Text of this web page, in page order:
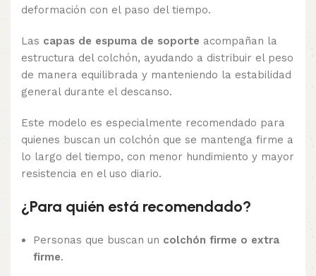
deformación con el paso del tiempo.
Las capas de espuma de soporte acompañan la
estructura del colchón, ayudando a distribuir el peso
de manera equilibrada y manteniendo la estabilidad
general durante el descanso.
Este modelo es especialmente recomendado para
quienes buscan un colchón que se mantenga firme a
lo largo del tiempo, con menor hundimiento y mayor
resistencia en el uso diario.
¿Para quién está recomendado?
Personas que buscan un colchón firme o extra
firme.